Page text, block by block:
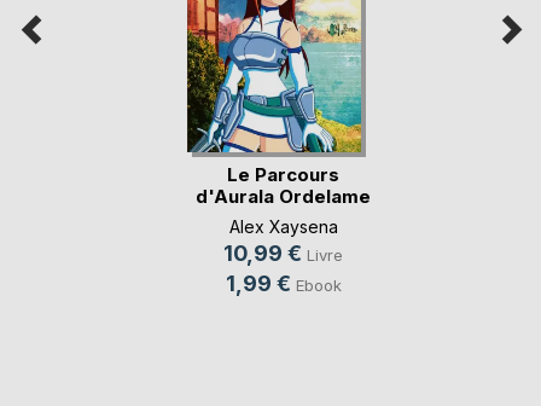
Le Parcours
d'Aurala Ordelame
Alex Xaysena
10,99 € Livre
1,99 € Ebook